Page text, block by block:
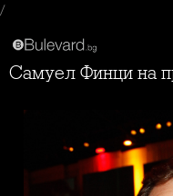
/
Самуел Финци на